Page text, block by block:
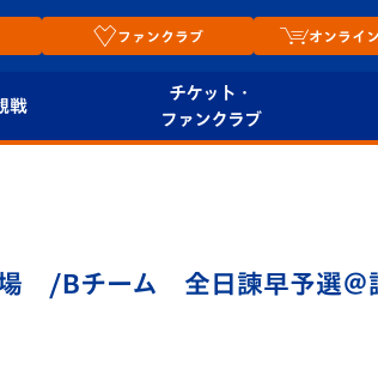
ファンクラブ オンライン
戦
チケット・
ファンクラブ
プレイヤーズスイート
/Bチーム 全日諫早予選＠